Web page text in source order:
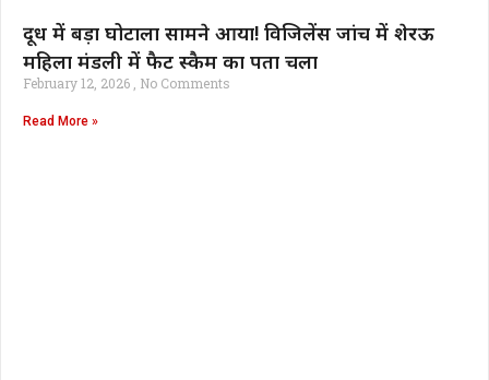
दूध में बड़ा घोटाला सामने आया! विजिलेंस जांच में शेरऊ
महिला मंडली में फैट स्कैम का पता चला
February 12, 2026 No Comments
Read More »